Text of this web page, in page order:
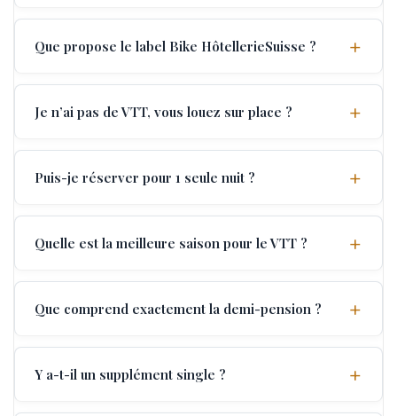
Que propose le label Bike HôtellerieSuisse ?
Je n’ai pas de VTT, vous louez sur place ?
Puis-je réserver pour 1 seule nuit ?
Quelle est la meilleure saison pour le VTT ?
Que comprend exactement la demi-pension ?
Y a-t-il un supplément single ?